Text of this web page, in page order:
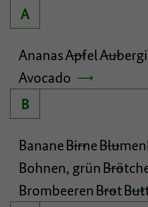
A
AnanasApfel
Avocado
B
Banane Birne
Bohnen, grün
Brombeeren Brot